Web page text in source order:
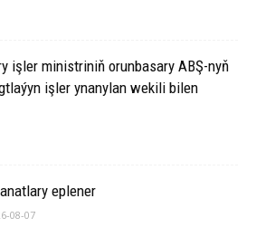
işler ministriniň orunbasary ABŞ-nyň
işler ynanylan wekili bilen
eplener
08-07